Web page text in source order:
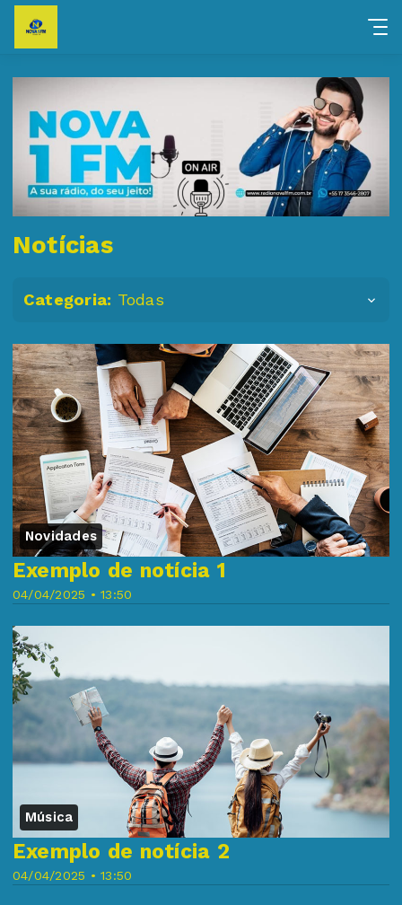
Notícias
Categoria: Todas
Novidades
04/04/2025 • 13:50
Exemplo de notícia 1
Música
04/04/2025 • 13:50
Exemplo de notícia 2